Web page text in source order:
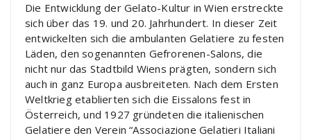
Die Entwicklung der Gelato-Kultur in Wien erstreckte
sich über das 19. und 20. Jahrhundert. In dieser Zeit
entwickelten sich die ambulanten Gelatiere zu festen
Läden, den sogenannten Gefrorenen-Salons, die
nicht nur das Stadtbild Wiens prägten, sondern sich
auch in ganz Europa ausbreiteten. Nach dem Ersten
Weltkrieg etablierten sich die Eissalons fest in
Österreich, und 1927 gründeten die italienischen
Gelatiere den Verein “Associazione Gelatieri Italiani